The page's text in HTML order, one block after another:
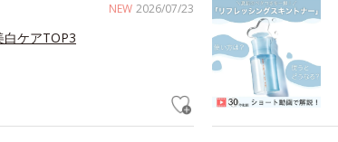
NEW 2026/07/23
ケアTOP3